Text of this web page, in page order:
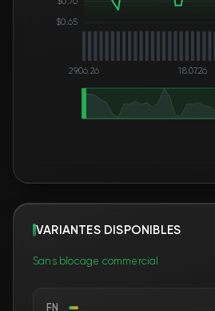
$0.65
29.06.26 18.07.26
VARIANTES DISPONIBLES
Sans blocage commercial
FN